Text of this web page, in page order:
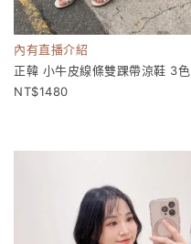
內有直播介紹
正韓 小牛皮線條雙踝帶涼鞋 3色
1480